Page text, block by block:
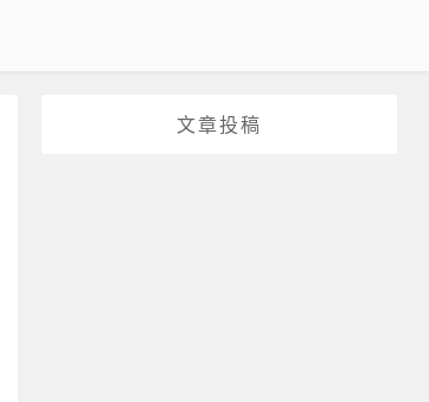
文章投稿